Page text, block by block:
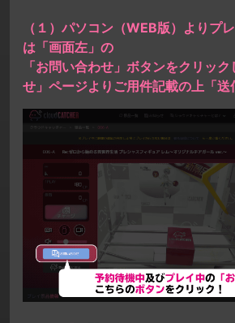
（１）パソコン（WEB版）よりプ
は「画面左」の
「お問い合わせ」ボタンをクリッ
せ」ページよりご用件記載の上「送